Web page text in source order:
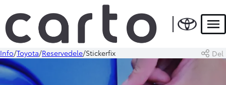
Info Toyota Reservedele Stickerfix Del